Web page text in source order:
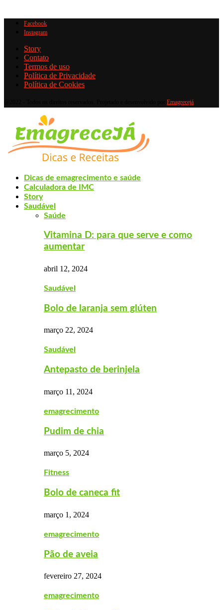
Facebook
Instagram
Story
Contato
Termos de uso
Política de Privacidade
Política de Cookies
Emagrecejá
Dicas de emagrecimento e saúde
Calculadora de IMC
Story
Saudável
Saúde
Vitamina D: para que serve e como
aumentar
abril 12, 2024
Saudável
Bolo de laranja sem glúten
março 22, 2024
Saudável
Antepasto de berinjela
março 11, 2024
emagrecimento
Pudim de chia
março 5, 2024
Fitness
Bolo de caneca fit
março 1, 2024
emagrecimento
Pão de aveia
fevereiro 27, 2024
emagrecimento